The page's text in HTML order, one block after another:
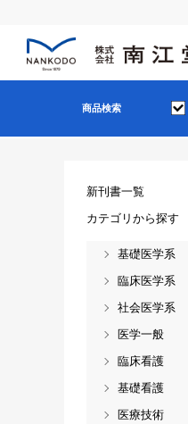
商品検索
新刊書一覧
カテゴリから探す
基礎医学系
臨床医学系
社会医学系
医学一般
臨床看護
基礎看護
医療技術